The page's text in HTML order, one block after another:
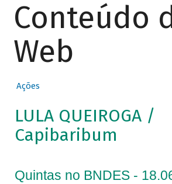
Conteúdo
Web
Ações
LULA QUEIROGA /
Capibaribum
Quintas no BNDES -